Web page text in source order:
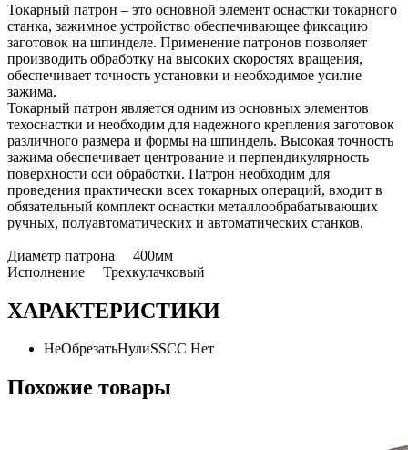
Токарный патрон – это основной элемент оснастки токарного
станка, зажимное устройство обеспечивающее фиксацию
заготовок на шпинделе. Применение патронов позволяет
производить обработку на высоких скоростях вращения,
обеспечивает точность установки и необходимое усилие
зажима.
Токарный патрон является одним из основных элементов
техоснастки и необходим для надежного крепления заготовок
различного размера и формы на шпиндель. Высокая точность
зажима обеспечивает центрование и перпендикулярность
поверхности оси обработки. Патрон необходим для
проведения практически всех токарных операций, входит в
обязательный комплект оснастки металлообрабатывающих
ручных, полуавтоматических и автоматических станков.
Диаметр патрона 400мм
Исполнение Трехкулачковый
ХАРАКТЕРИСТИКИ
НеОбрезатьНулиSSCC Нет
Похожие товары